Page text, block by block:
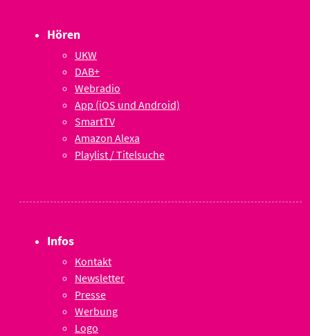
Hören
UKW
DAB+
Webradio
App (iOS und Android)
SmartTV
Amazon Alexa
Playlist / Titelsuche
Infos
Kontakt
Newsletter
Presse
Werbung
Logo